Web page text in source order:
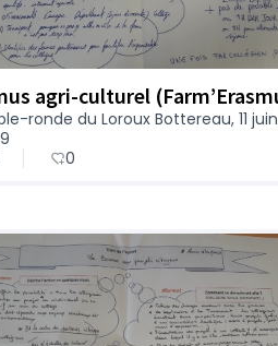
agri-culturel
ronde du Loroux Bottereau, 11 juin
0